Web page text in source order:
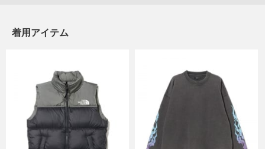
着用アイテム